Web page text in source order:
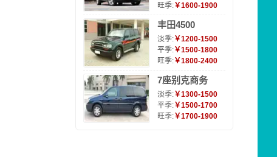
旺季:￥1600-1900
丰田4500
淡季:￥1200-1500
平季:￥1500-1800
旺季:￥1800-2400
7座别克商务
淡季:￥1300-1500
平季:￥1500-1700
旺季:￥1700-1900